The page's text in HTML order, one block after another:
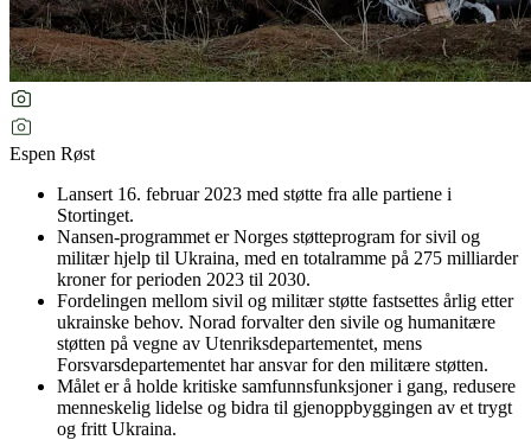
Espen Røst
Lansert 16. februar 2023 med støtte fra alle partiene i
Stortinget.
Nansen-programmet er Norges støtteprogram for sivil og
militær hjelp til Ukraina, med en totalramme på 275 milliarder
kroner for perioden 2023 til 2030.
Fordelingen mellom sivil og militær støtte fastsettes årlig etter
ukrainske behov. Norad forvalter den sivile og humanitære
støtten på vegne av Utenriksdepartementet, mens
Forsvarsdepartementet har ansvar for den militære støtten.
Målet er å holde kritiske samfunnsfunksjoner i gang, redusere
menneskelig lidelse og bidra til gjenoppbyggingen av et trygt
og fritt Ukraina.